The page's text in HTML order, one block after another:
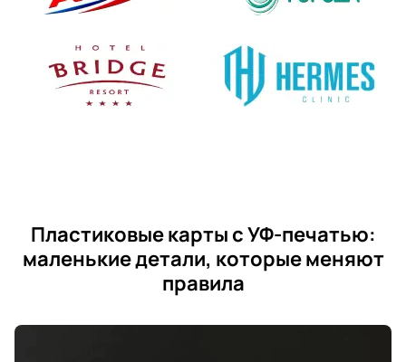
Пластиковые карты с УФ-печатью:
маленькие детали, которые меняют
правила